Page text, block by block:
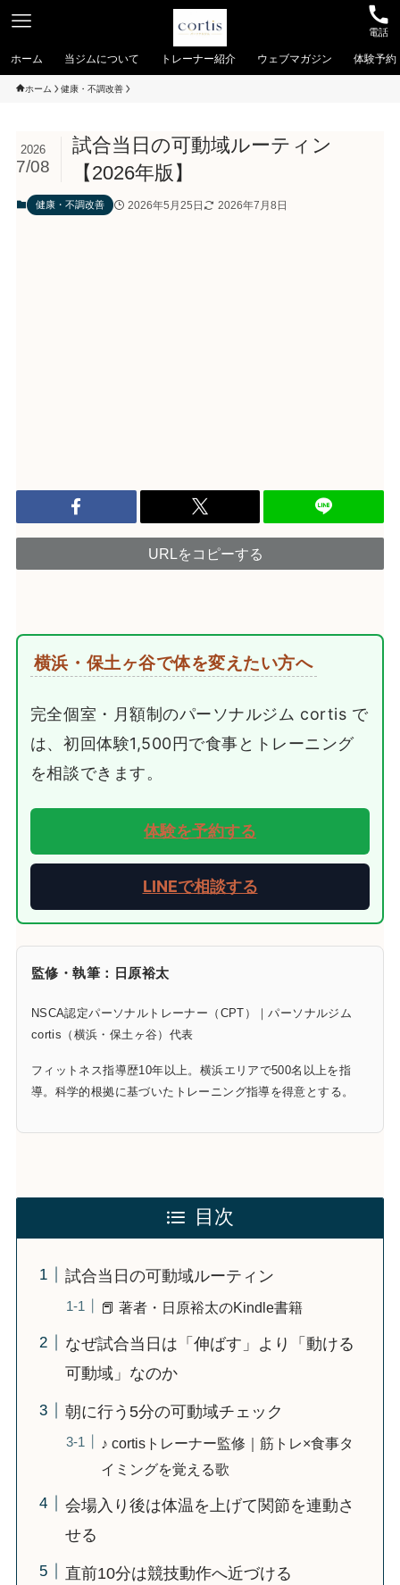
電話
ホーム 当ジムについて トレーナー紹介 ウェブマガジン 体験予約
ホーム 健康・不調改善
試合当日の可動域ルーティン
【2026年版】
2026
7/08
健康・不調改善 2026年5月25日 2026年7月8日
URLをコピーする
横浜・保土ヶ谷で体を変えたい方へ
完全個室・月額制のパーソナルジム cortis で
は、初回体験1,500円で食事とトレーニング
を相談できます。
体験を予約する
LINEで相談する
監修・執筆：日原裕太
NSCA認定パーソナルトレーナー（CPT）｜パーソナルジム
cortis（横浜・保土ヶ谷）代表
フィットネス指導歴10年以上。横浜エリアで500名以上を指
導。科学的根拠に基づいたトレーニング指導を得意とする。
目次
試合当日の可動域ルーティン
📕 著者・日原裕太のKindle書籍
なぜ試合当日は「伸ばす」より「動ける
可動域」なのか
朝に行う5分の可動域チェック
♪ cortisトレーナー監修｜筋トレ×食事タ
イミングを覚える歌
会場入り後は体温を上げて関節を連動さ
せる
直前10分は競技動作へ近づける